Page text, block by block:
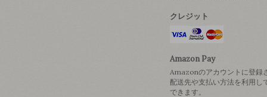
クレジット
Amazon Pay
Amazonのアカウントに登録
配送先や支払い方法を利用し
できます。